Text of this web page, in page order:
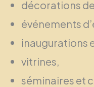
décorations
événements
inaugurations
vitrines,
séminaires et